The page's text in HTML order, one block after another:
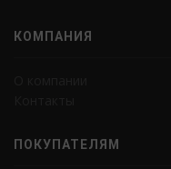
КОМПАНИЯ
ПОКУПАТЕЛЯМ